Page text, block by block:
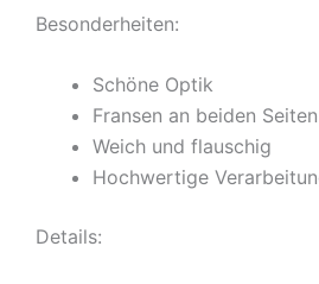
Besonderheiten:
Schöne Optik
Fransen an beiden Seiten
Weich und flauschig
Hochwertige
Details: